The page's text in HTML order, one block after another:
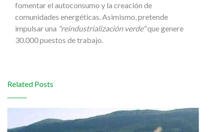
fomentar el autoconsumo y la creación de
comunidades energéticas. Asimismo, pretende
impulsar una "reindustrialización verde"que genere
30.000 puestos de trabajo.
Related Posts